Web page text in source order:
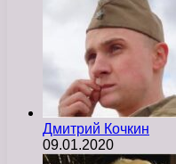
Дмитрий Кочкин
09.01.2020